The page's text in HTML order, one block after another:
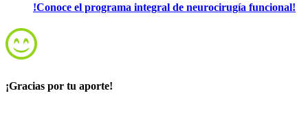
!Conoce el programa integral de neurocirugía funcional!
¡Gracias por tu aporte!